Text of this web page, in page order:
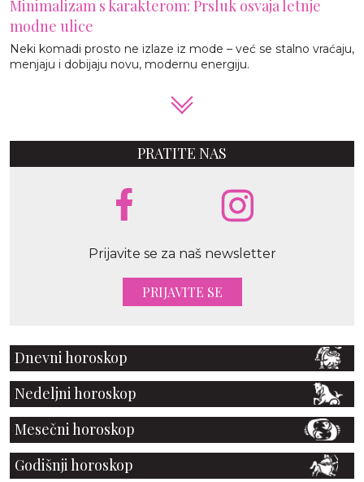
Minimalizam s karakterom: Prsluk osvaja letnje
modne ulice
Neki komadi prosto ne izlaze iz mode – već se stalno vraćaju,
menjaju i dobijaju novu, modernu energiju.
PRATITE NAS
Prijavite se za naš newsletter
PRIJAVITE SE
Dnevni horoskop
Nedeljni horoskop
Mesečni horoskop
Godišnji horoskop